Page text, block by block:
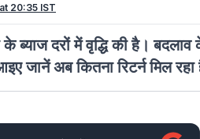
20:35 IST
ब्याज दरों में वृद्धि की है।
जानें अब कितना रिटर्न मिल रहा